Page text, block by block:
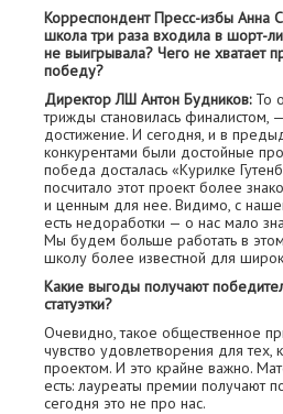
Корреспондент Пресс-избы Анна
школа три раза входила в шорт-
не выигрывала? Чего не хватает
победу?
Директор ЛШ Антон Будников:То
трижды становилась финалистом,
достижение. И сегодня, и в
конкурентами были достойные
победа досталась «Курилке
посчитало этот проект более
и ценным для нее. Видимо, с
есть недоработки — о нас мало
Мы будем больше работать в
школу более известной для
Какие выгоды получают
статуэтки?
Очевидно, такое общественное
чувство удовлетворения для тех,
проектом. И это крайне важно.
есть: лауреаты премии получают
сегодня это не про нас.